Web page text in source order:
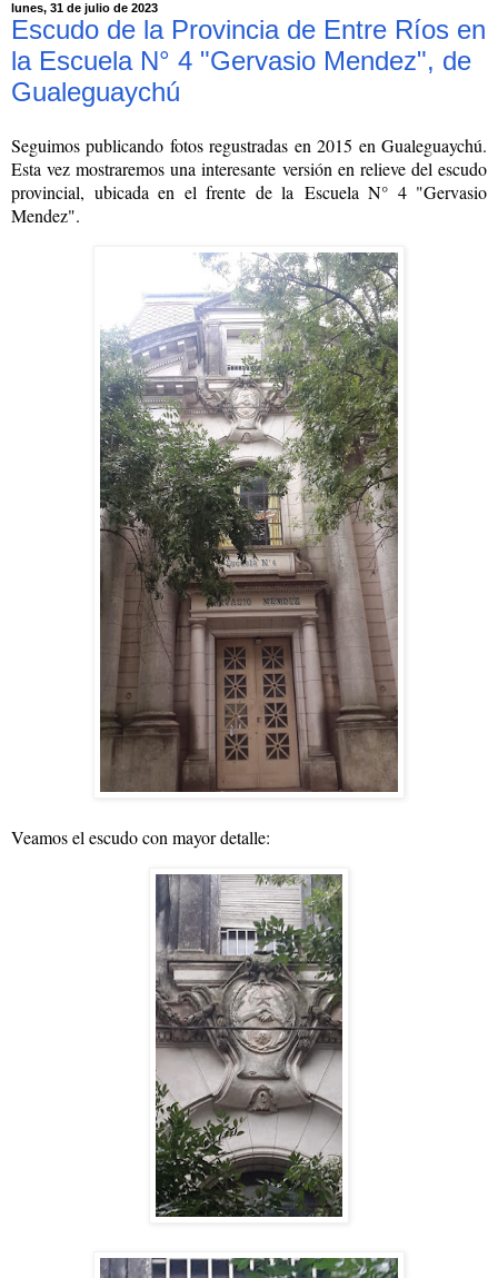
lunes, 31 de julio de 2023
Escudo de la Provincia de Entre Ríos en
la Escuela N° 4 "Gervasio Mendez", de
Gualeguaychú
Seguimos publicando fotos regustradas en 2015 en Gualeguaychú.
Esta vez mostraremos una interesante versión en relieve del escudo
provincial, ubicada en el frente de la Escuela N° 4 "Gervasio
Mendez".
Veamos el escudo con mayor detalle: